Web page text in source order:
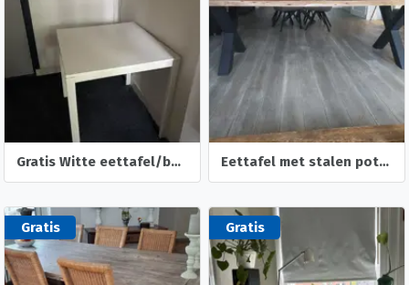
Gratis Witte eettafel/bureautafel (IKEA VIHALS) Eettafel met stalen poten
Gratis Gratis